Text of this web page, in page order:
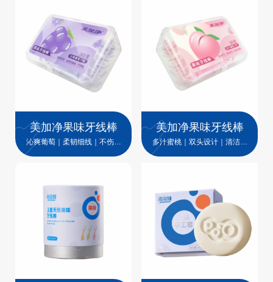
美加净果味牙线棒
沁爽葡萄｜柔韧细线｜不伤牙
美加净果味牙线棒
多汁蜜桃｜双头设计｜清洁口